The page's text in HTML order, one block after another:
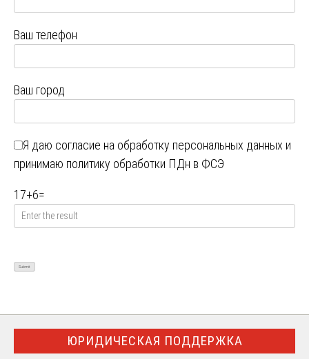
Ваш телефон
Ваш город
Я даю согласие на обработку персональных данных и
принимаю политику обработки ПДн в ФСЭ
17+6=
ЮРИДИЧЕСКАЯ ПОДДЕРЖКА